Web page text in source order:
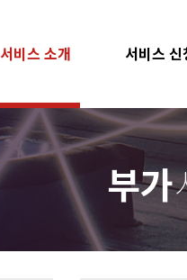
서비스 소개 서비스 신
부가